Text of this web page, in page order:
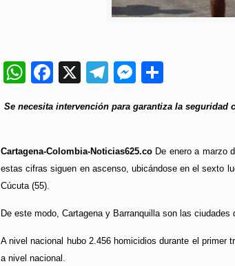
WhatsApp
Facebook
X Telegram
Messenger
Se necesita intervención para garantiza la
Cartagena-Colombia-Noticias625.coDe enero a marzo
estas cifras siguen en ascenso, ubicándose en el sexto
Cúcuta (55).
De este modo, Cartagena y Barranquilla son las
A nivel nacional hubo 2.456 homicidios durante el primer
a nivel nacional.